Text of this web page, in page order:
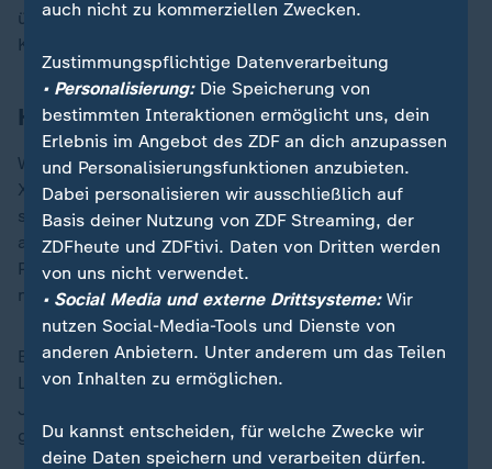
übergeben, falls dieser die Freilassung ukrainischer
Kriegsgefangener durch Russland organisiere.
Highlights der Fußball-Bundesliga
Wo könnte RB Leipzig in der Tabelle stehen, wenn sich
Xavi Simons im Oktober nicht verletzt hätte? Klar,
solche Fragen sind müßig, auffällig ist die Statistik
aber doch. Mit Simons gab es zum Saison-Auftakt 17
Punkte aus sieben Spielen. Ohne ihn holte Leipzig nur
noch zehn Punkte aus acht Spielen.
Bei seiner Rückkehr bescherte der Niederländer den
Leipzigern nun direkt den perfekten Start ins Fußball-
Jahr 2025: Beim äußerst unterhaltsamen 4:2-Sieg
gegen Werder Bremen traf Simons doppelt.
auch nicht zu kommerziellen Zwecken.
Zustimmungspflichtige Datenverarbeitung
• Personalisierung:Die Speicherung von
bestimmten Interaktionen ermöglicht uns, dein
Erlebnis im Angebot des ZDF an dich anzupassen
und Personalisierungsfunktionen anzubieten.
Dabei personalisieren wir ausschließlich auf
Basis deiner Nutzung von ZDF Streaming, der
ZDFheute und ZDFtivi. Daten von Dritten werden
von uns nicht verwendet.
• Social Media und externe Drittsysteme:Wir
nutzen Social-Media-Tools und Dienste von
anderen Anbietern. Unter anderem um das Teilen
von Inhalten zu ermöglichen.
Du kannst entscheiden, für welche Zwecke wir
deine Daten speichern und verarbeiten dürfen.